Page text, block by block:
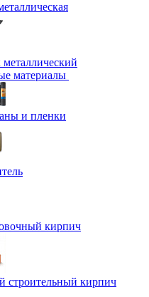
металлический
материалы
и пленки
кирпич
строительный кирпич